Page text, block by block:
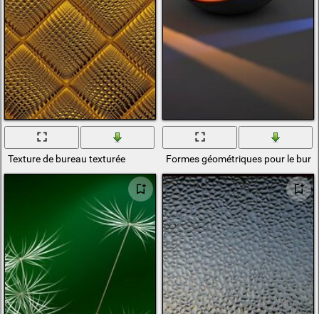
Texture de bureau texturée Formes géométriques pour le